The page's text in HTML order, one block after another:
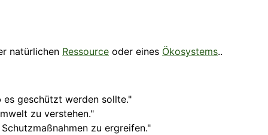
natürlichen Ressource oder eines Ökosystems..
geschützt werden sollte."
zu verstehen."
zu ergreifen."